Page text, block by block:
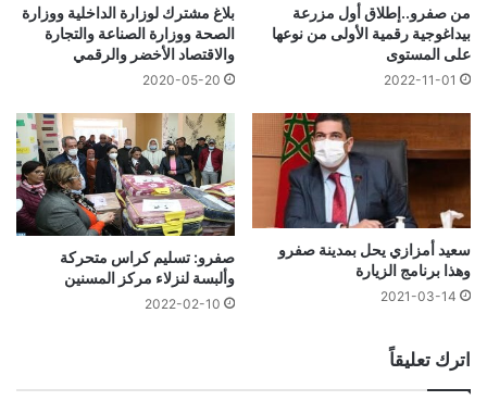
من صفرو..إطلاق أول مزرعة
بيداغوجية رقمية الأولى من نوعها
على المستوى
2022-11-01
بلاغ مشترك لوزارة الداخلية ووزارة
الصحة ووزارة الصناعة والتجارة
والاقتصاد الأخضر والرقمي
2020-05-20
سعيد أمزازي يحل بمدينة صفرو
وهذا برنامج الزيارة
2021-03-14
صفرو: تسليم كراس متحركة
وألبسة لنزلاء مركز المسنين
2022-02-10
اترك تعليقاً